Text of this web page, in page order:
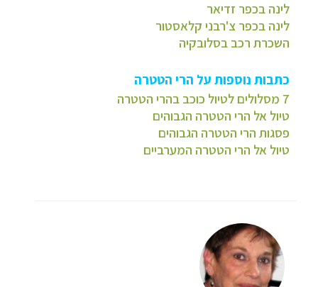
לינה בכפר זדיאר
לינה בכפר צ'רבני קלאסטור
השכרת רכב בסלובקיה
כתבות נוספות על הרי הטטרה
7 מסלולים לטיול כוכב בהרי הטטרה
טיול אל הרי הטטרה הגבוהים
פסגות הרי הטטרה הגבוהים
טיול אל הרי הטטרה המערביים